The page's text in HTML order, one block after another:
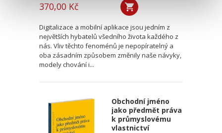
370,00 Kč
Digitalizace a mobilní aplikace jsou jedním z
největších hybatelů všedního života každého z
nás. Vliv těchto fenoménů je nepopíratelný a
oba zásadním způsobem změnily naše návyky,
modely chování i...
Obchodní jméno
jako předmět práva
k průmyslovému
vlastnictví